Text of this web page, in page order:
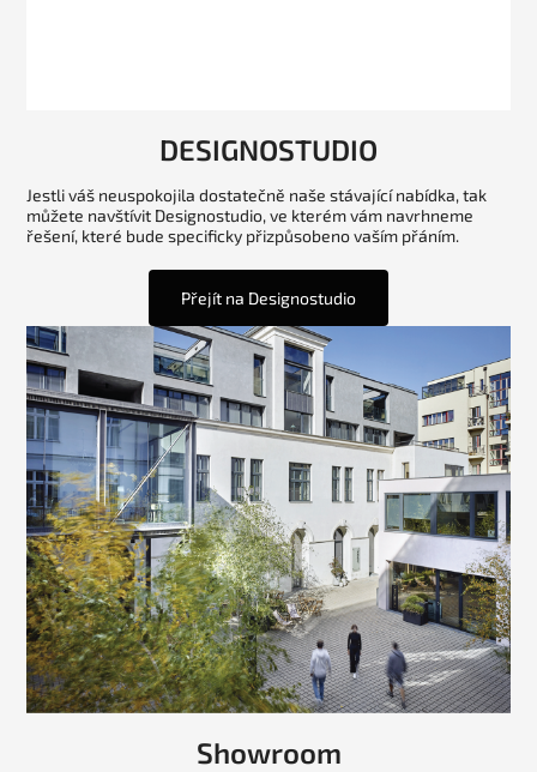
DESIGNOSTUDIO
Jestli váš neuspokojila dostatečně naše stávající nabídka, tak
můžete navštívit Designostudio, ve kterém vám navrhneme
řešení, které bude specificky přizpůsobeno vaším přáním.
Přejít na Designostudio
Showroom